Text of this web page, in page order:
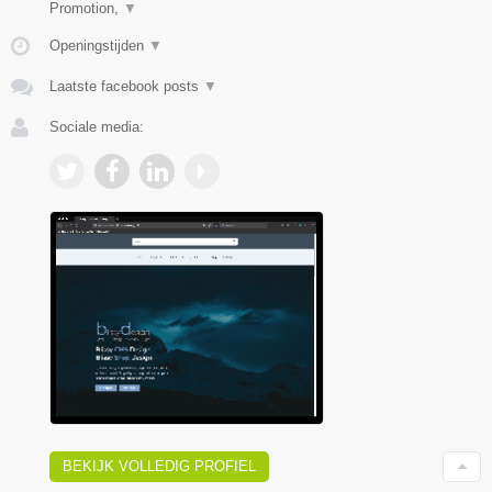
Promotion, ▼
Openingstijden ▼
Laatste facebook posts ▼
Sociale media:
BEKIJK VOLLEDIG PROFIEL